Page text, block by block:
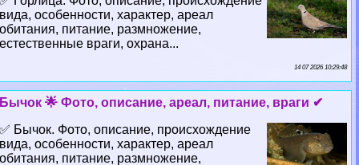
вида, особенности, хаpaктер, ареал
обитания, питание, размножение,
естественные враги, охрана...
14 07 2026 10:29:48
Бычок 🌟 Фото, описание, ареал, питание, враги ✔
✅ Бычок. Фото, описание, происхождение
вида, особенности, хаpaктер, ареал
обитания, питание, размножение,